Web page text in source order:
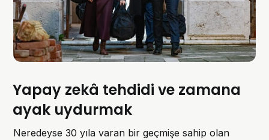
Yapay zekâ tehdidi ve zamana
ayak uydurmak
Neredeyse 30 yıla varan bir geçmişe sahip olan